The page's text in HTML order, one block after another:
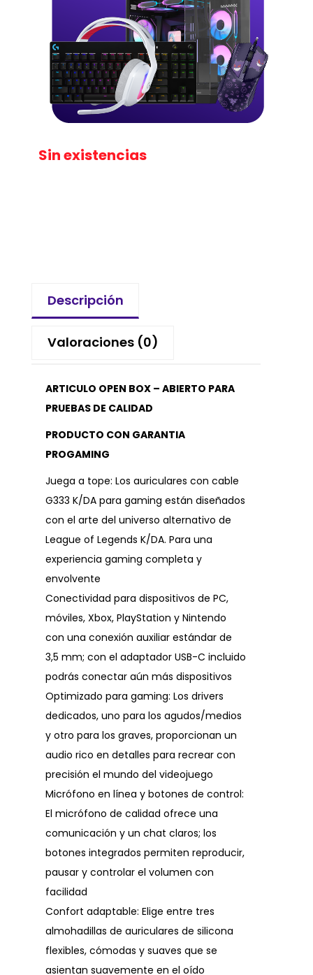
Sin existencias
Descripción
Valoraciones (0)
ARTICULO OPEN BOX – ABIERTO PARA
PRUEBAS DE CALIDAD
PRODUCTO CON GARANTIA
PROGAMING
Juega a tope: Los auriculares con cable
G333 K/DA para gaming están diseñados
con el arte del universo alternativo de
League of Legends K/DA. Para una
experiencia gaming completa y
envolvente
Conectividad para dispositivos de PC,
móviles, Xbox, PlayStation y Nintendo
con una conexión auxiliar estándar de
3,5 mm; con el adaptador USB-C incluido
podrás conectar aún más dispositivos
Optimizado para gaming: Los drivers
dedicados, uno para los agudos/medios
y otro para los graves, proporcionan un
audio rico en detalles para recrear con
precisión el mundo del videojuego
Micrófono en línea y botones de control:
El micrófono de calidad ofrece una
comunicación y un chat claros; los
botones integrados permiten reproducir,
pausar y controlar el volumen con
facilidad
Confort adaptable: Elige entre tres
almohadillas de auriculares de silicona
flexibles, cómodas y suaves que se
asientan suavemente en el oído